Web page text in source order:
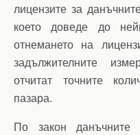
лицензите за
което доведе до
отнемането на
задължителните
отчитат точните
пазара.
По закон данъчните